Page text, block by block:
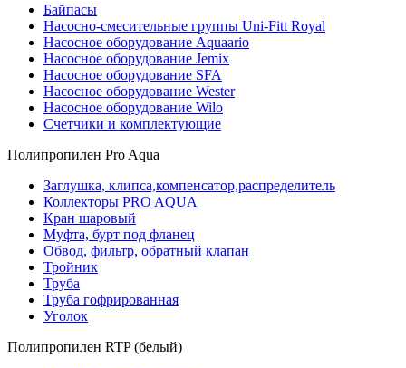
Байпасы
Насосно-смесительные группы Uni-Fitt Royal
Насосное оборудование Aquaario
Насосное оборудование Jemix
Насосное оборудование SFA
Насосное оборудование Wester
Насосное оборудование Wilo
Счетчики и комплектующие
Полипропилен Pro Aqua
Заглушка, клипса,компенсатор,распределитель
Коллекторы PRO AQUA
Кран шаровый
Муфта, бурт под фланец
Обвод, фильтр, обратный клапан
Тройник
Труба
Труба гофрированная
Уголок
Полипропилен RTP (белый)